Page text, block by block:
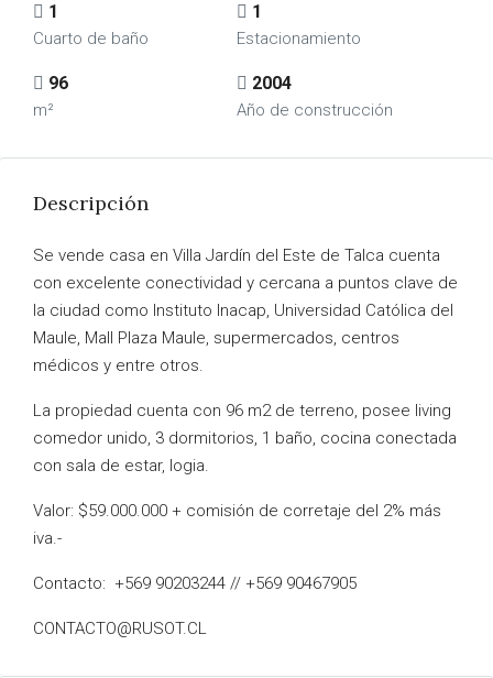
1
Cuarto de baño
1
Estacionamiento
96
m²
2004
Año de construcción
Descripción
Se vende casa en Villa Jardín del Este de Talca cuenta
con excelente conectividad y cercana a puntos clave de
la ciudad como Instituto Inacap, Universidad Católica del
Maule, Mall Plaza Maule, supermercados, centros
médicos y entre otros.
La propiedad cuenta con 96 m2 de terreno, posee living
comedor unido, 3 dormitorios, 1 baño, cocina conectada
con sala de estar, logia.
Valor: $59.000.000 + comisión de corretaje del 2% más
iva.-
Contacto: +569 90203244 // +569 90467905
CONTACTO@RUSOT.CL